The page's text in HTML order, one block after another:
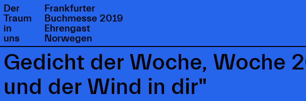
Der
Traum
in
uns
Frankfurter
Buchmesse 2019
Ehrengast
Norwegen
Gedicht der Woche, Woche
und der Wind in dir"